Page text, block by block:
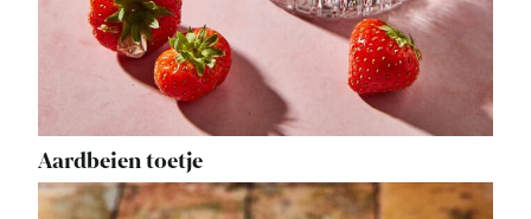
Aardbeien toetje